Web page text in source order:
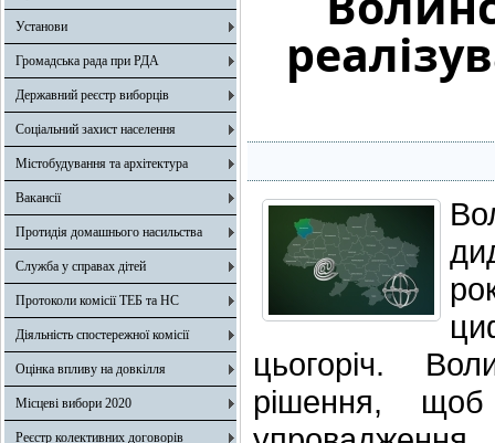
Установи
Громадська рада при РДА
Державний реєстр виборців
Соціальний захист населення
Містобудування та архітектура
Вакансії
Протидія домашнього насильства
Служба у справах дітей
Протоколи комісії ТЕБ та НС
Діяльність спостережної комісії
Оцінка впливу на довкілля
Місцеві вибори 2020
Реєстр колективних договорів
цьогоріч.
рішення,